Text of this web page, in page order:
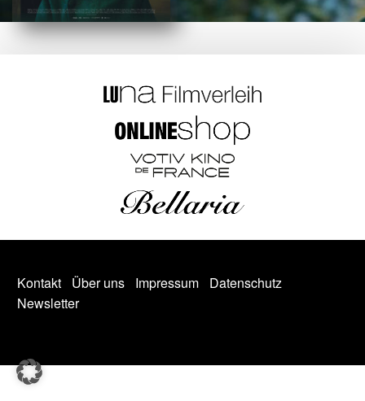
Kontakt Über uns Impressum
Datenschutz
Newsletter